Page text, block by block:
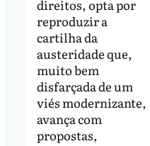
direitos, opta por
reproduzir a
cartilha da
austeridade que,
muito bem
disfarçada de um
viés modernizante,
avança com
propostas,